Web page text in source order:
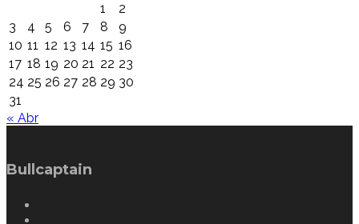
1
2
3
4 5 6 7 8
9
10 11 12 13 14 15 16
17 18 19 20 21 22 23
24 25 26 27 28 29 30
31
« Abr
Bullcaptain